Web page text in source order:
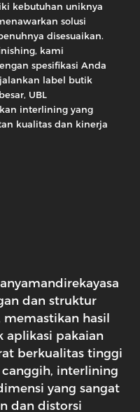
kebutuhan uniknya
solusi
disesuaikan.
kami
spesifikasi Anda
label butik
UBL
interlining yang
kualitas dan kinerja
direkayasa
dan struktur
memastikan hasil
aplikasi pakaian
berkualitas tinggi
interlining
yang sangat
dan distorsi